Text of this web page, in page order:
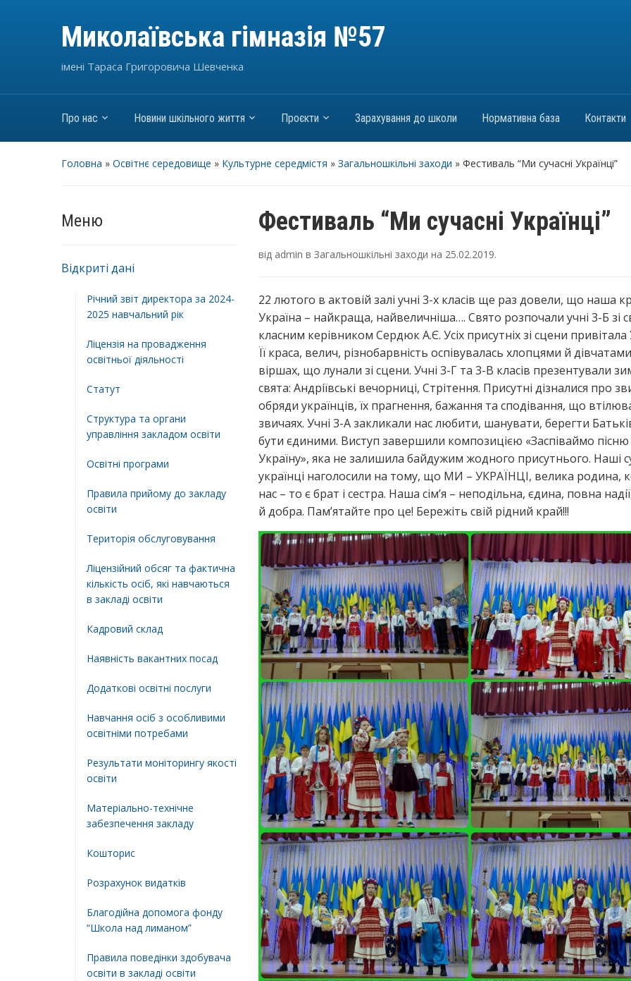
Миколаївська гімназія №57
імені Тараса Григоровича Шевченка
Про нас Новини шкільного життя Проєкти Зарахування до школи Нормативна база Контакти
Головна » Освітнє середовище » Культурне середмістя » Загальношкільні заходи » Фестиваль “Ми сучасні Українці”
Меню
Відкриті дані
Річний звіт директора за 2024-
2025 навчальний рік
Ліцензія на провадження
освітньої діяльності
Статут
Структура та органи
управління закладом освіти
Освiтнi програми
Правила прийому до закладу
освіти
Територiя обслуговування
Ліцензійний обсяг та фактична
кількість осіб, які навчаються
в закладі освіти
Кадровий склад
Наявність вакантних посад
Додатковi освiтнi послуги
Навчання осіб з особливими
освітніми потребами
Результати моніторингу якості
освіти
Матеріально-технічне
забезпечення закладу
Кошторис
Розрахунок видатків
Благодійна допомога фонду
“Школа над лиманом”
Правила поведінки здобувача
освіти в закладі освіти
Фестиваль “Ми сучасні Українці”
від admin в Загальношкільні заходи на 25.02.2019.
22 лютого в актовій залі учні 3-х класів ще раз довели, що наша
Україна – найкраща, найвеличніша…. Свято розпочали учні 3-Б зі
класним керівником Сердюк А.Є. Усіх присутніх зі сцени
Її краса, велич, різнобарвність оспівувалась хлопцями й
віршах, що лунали зі сцени. Учні 3-Г та 3-В класів презентували
свята: Андріївські вечорниці, Стрітення. Присутні дізналися про
обряди українців, їх прагнення, бажання та сподівання, що
звичаях. Учні 3-А закликали нас любити, шанувати, берегти
бути єдиними. Виступ завершили композицією «Заспіваймо пісню
Україну», яка не залишила байдужим жодного присутнього. Наші
українці наголосили на тому, що МИ – УКРАЇНЦІ, велика родина,
нас – то є брат і сестра. Наша сім’я – неподільна, єдина, повна
й добра. Пам’ятайте про це! Бережіть свій рідний край!!!